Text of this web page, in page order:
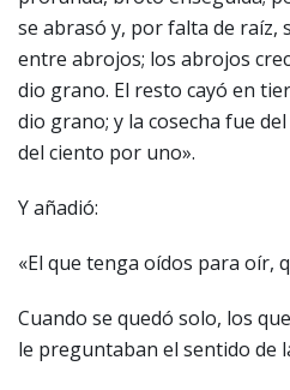
se abrasó y, por falta de raíz,
entre abrojos; los abrojos
dio grano. El resto cayó en
dio grano; y la cosecha fue
del ciento por uno».
Y añadió:
«El que tenga oídos para oír,
Cuando se quedó solo, los
le preguntaban el sentido de